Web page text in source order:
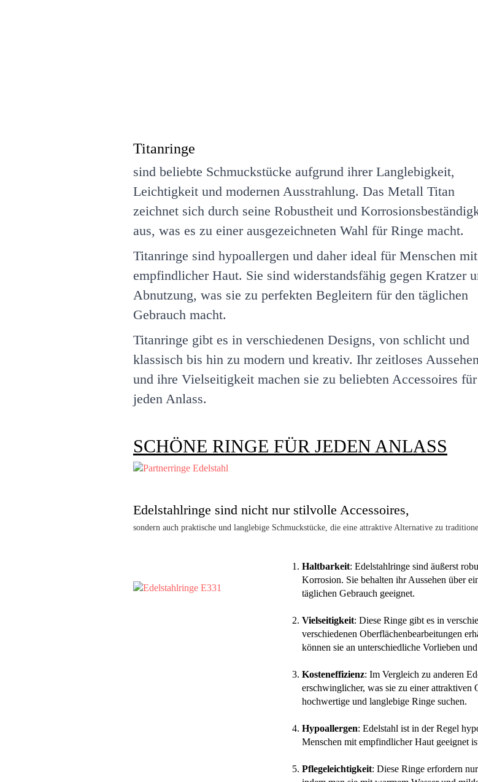
Titanringe
sind beliebte Schmuckstücke aufgrund ihrer Langlebigkeit,
Leichtigkeit und modernen Ausstrahlung. Das Metall Titan
zeichnet sich durch seine Robustheit und
aus, was es zu einer ausgezeichneten Wahl für Ringe macht.
Titanringe sind hypoallergen und daher ideal für Menschen mit
empfindlicher Haut. Sie sind widerstandsfähig gegen Kratzer
Abnutzung, was sie zu perfekten Begleitern für den täglichen
Gebrauch macht.
Titanringe gibt es in verschiedenen Designs, von schlicht und
klassisch bis hin zu modern und kreativ. Ihr zeitloses
und ihre Vielseitigkeit machen sie zu beliebten Accessoires für
jeden Anlass.
SCHÖNE RINGE FÜR JEDEN ANLASS
Edelstahlringe sind nicht nur stilvolle Accessoires,
sondern auch praktische und langlebige Schmuckstücke, die eine attraktive Alternative zu
Haltbarkeit: Edelstahlringe sind äußerst
Korrosion. Sie behalten ihr Aussehen über
täglichen Gebrauch geeignet.
Vielseitigkeit: Diese Ringe gibt es in
verschiedenen Oberflächenbearbeitungen
können sie an unterschiedliche Vorlieben
Kosteneffizienz: Im Vergleich zu anderen
erschwinglicher, was sie zu einer attraktiven
hochwertige und langlebige Ringe suchen.
Hypoallergen: Edelstahl ist in der Regel
Menschen mit empfindlicher Haut geeignet
Pflegeleichtigkeit: Diese Ringe erfordern